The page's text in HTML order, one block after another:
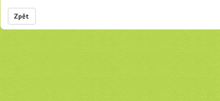
Zpět